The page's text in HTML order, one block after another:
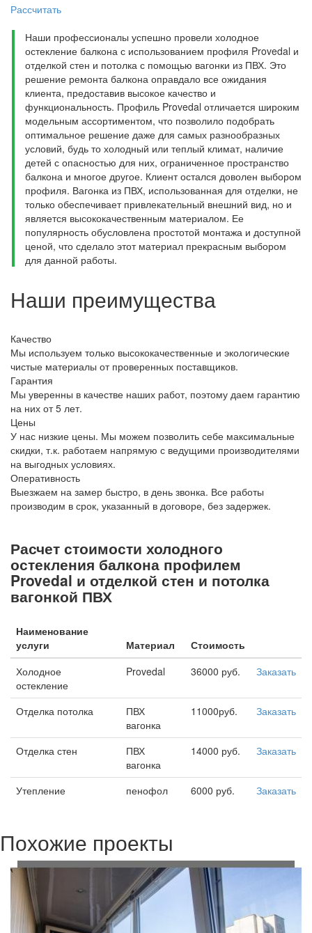
Рассчитать
Наши профессионалы успешно провели холодное
остекление балкона с использованием профиля Provedal и
отделкой стен и потолка с помощью вагонки из ПВХ. Это
решение ремонта балкона оправдало все ожидания
клиента, предоставив высокое качество и
функциональность. Профиль Provedal отличается широким
модельным ассортиментом, что позволило подобрать
оптимальное решение даже для самых разнообразных
условий, будь то холодный или теплый климат, наличие
детей с опасностью для них, ограниченное пространство
балкона и многое другое. Клиент остался доволен выбором
профиля. Вагонка из ПВХ, использованная для отделки, не
только обеспечивает привлекательный внешний вид, но и
является высококачественным материалом. Ее
популярность обусловлена простотой монтажа и доступной
ценой, что сделало этот материал прекрасным выбором
для данной работы.
Наши преимущества
Качество
Мы используем только высококачественные и экологические
чистые материалы от проверенных поставщиков.
Гарантия
Мы уверенны в качестве наших работ, поэтому даем гарантию
на них от 5 лет.
Цены
У нас низкие цены. Мы можем позволить себе максимальные
скидки, т.к. работаем напрямую с ведущими производителями
на выгодных условиях.
Оперативность
Выезжаем на замер быстро, в день звонка. Все работы
производим в срок, указанный в договоре, без задержек.
Расчет стоимости холодного
остекления балкона профилем
Provedal и отделкой стен и потолка
вагонкой ПВХ
Наименование
услуги
Материал
Стоимость
Холодное
остекление
Provedal 36000 руб. Заказать
Отделка потолка
ПВХ
вагонка
11000руб. Заказать
Отделка стен
ПВХ
вагонка
14000 руб. Заказать
Утепление пенофол 6000 руб. Заказать
Похожие проекты